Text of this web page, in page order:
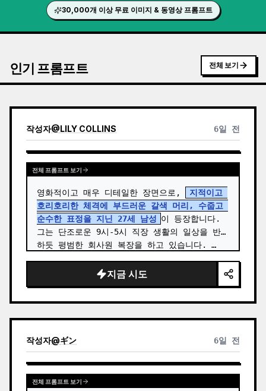
30,000개 이상 무료 이미지 & 동영상 프롬프트
인기 프롬프트 전체 보기
작성자@LILY COLLINS 6일 전
전체 프롬프트 보기
영화적이고 매우 디테일한 장면으로,
지적이고
호리호리한 체격에 부드러운 갈색 머리, 수줍고
순수한 표정을 지닌 27세 남성 이 등장합니다.
그는 단조로운 9시-5시 직장 생활의 일상을 반영
하듯 평범한 회사원 복장을 하고 있습니다. …
지금 시도
작성자@ギン 6일 전
전체 프롬프트 보기